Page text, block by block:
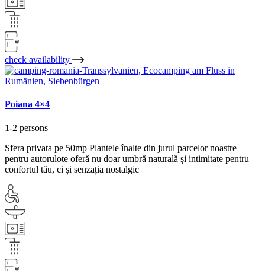
check availability
Poiana 4×4
1-2 persons
Sfera privata pe 50mp Plantele înalte din jurul parcelor noastre
pentru autorulote oferă nu doar umbră naturală și intimitate pentru
confortul tău, ci și senzația nostalgic